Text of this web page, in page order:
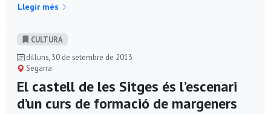
Llegir més
CULTURA
dilluns, 30 de setembre de 2013
Segarra
El castell de les Sitges és l’escenari
d’un curs de formació de margeners